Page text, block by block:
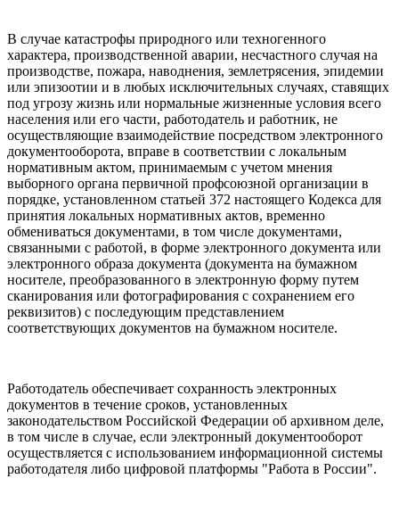
В случае катастрофы природного или техногенного
характера, производственной аварии, несчастного случая на
производстве, пожара, наводнения, землетрясения, эпидемии
или эпизоотии и в любых исключительных случаях, ставящих
под угрозу жизнь или нормальные жизненные условия всего
населения или его части, работодатель и работник, не
осуществляющие взаимодействие посредством электронного
документооборота, вправе в соответствии с локальным
нормативным актом, принимаемым с учетом мнения
выборного органа первичной профсоюзной организации в
порядке, установленном статьей 372 настоящего Кодекса для
принятия локальных нормативных актов, временно
обмениваться документами, в том числе документами,
связанными с работой, в форме электронного документа или
электронного образа документа (документа на бумажном
носителе, преобразованного в электронную форму путем
сканирования или фотографирования с сохранением его
реквизитов) с последующим представлением
соответствующих документов на бумажном носителе.
Работодатель обеспечивает сохранность электронных
документов в течение сроков, установленных
законодательством Российской Федерации об архивном деле,
в том числе в случае, если электронный документооборот
осуществляется с использованием информационной системы
работодателя либо цифровой платформы "Работа в России".